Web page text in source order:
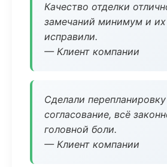
Качество отделки
замечаний минимум и их
исправили.
— Клиент компании
Сделали
согласование, всё
головной боли.
— Клиент компании